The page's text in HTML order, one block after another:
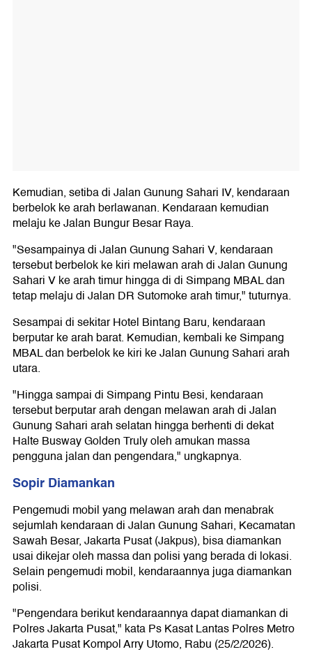
Kemudian, setiba di Jalan Gunung Sahari IV, kendaraan
berbelok ke arah berlawanan. Kendaraan kemudian
melaju ke Jalan Bungur Besar Raya.
"Sesampainya di Jalan Gunung Sahari V, kendaraan
tersebut berbelok ke kiri melawan arah di Jalan Gunung
Sahari V ke arah timur hingga di di Simpang MBAL dan
tetap melaju di Jalan DR Sutomoke arah timur," tuturnya.
Sesampai di sekitar Hotel Bintang Baru, kendaraan
berputar ke arah barat. Kemudian, kembali ke Simpang
MBAL dan berbelok ke kiri ke Jalan Gunung Sahari arah
utara.
"Hingga sampai di Simpang Pintu Besi, kendaraan
tersebut berputar arah dengan melawan arah di Jalan
Gunung Sahari arah selatan hingga berhenti di dekat
Halte Busway Golden Truly oleh amukan massa
pengguna jalan dan pengendara," ungkapnya.
Sopir Diamankan
Pengemudi mobil yang melawan arah dan menabrak
sejumlah kendaraan di Jalan Gunung Sahari, Kecamatan
Sawah Besar, Jakarta Pusat (Jakpus), bisa diamankan
usai dikejar oleh massa dan polisi yang berada di lokasi.
Selain pengemudi mobil, kendaraannya juga diamankan
polisi.
"Pengendara berikut kendaraannya dapat diamankan di
Polres Jakarta Pusat," kata Ps Kasat Lantas Polres Metro
Jakarta Pusat Kompol Arry Utomo, Rabu (25/2/2026).